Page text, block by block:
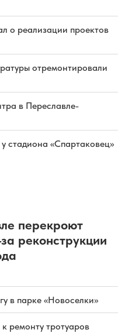
о реализации проектов
отремонтировали
в Переславле-
стадиона «Спартаковец»
перекроют
реконструкции
в парке «Новоселки»
ремонту тротуаров